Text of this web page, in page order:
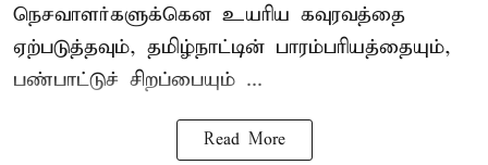
நெசவாளர்களுக்கென உயரிய கவுரவத்தை
ஏற்படுத்தவும், தமிழ்நாட்டின் பாரம்பரியத்தையும்,
பண்பாட்டுச் சிறப்பையும் ...
Read More